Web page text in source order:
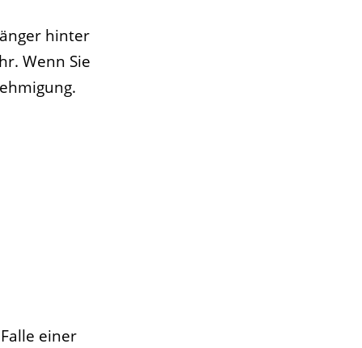
hinter
Wenn Sie
einer